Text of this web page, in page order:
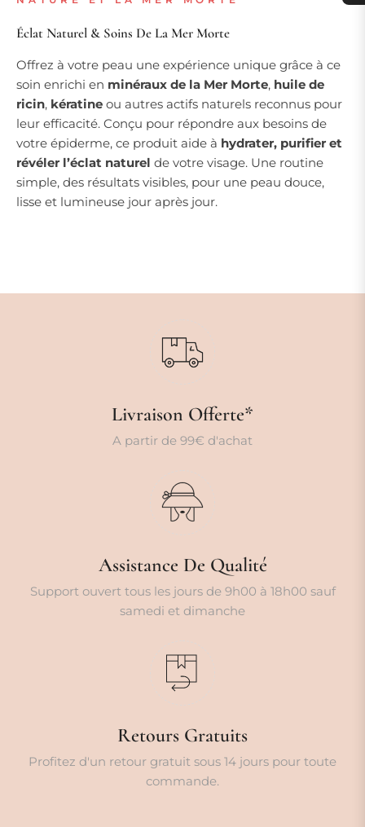
Éclat Naturel & Soins De La Mer Morte
Offrez à votre peau une expérience unique grâce à ce
soin enrichi en minéraux de la Mer Morte, huile de
ricin, kératine ou autres actifs naturels reconnus pour
leur efficacité. Conçu pour répondre aux besoins de
votre épiderme, ce produit aide à hydrater, purifier et
révéler l’éclat naturel de votre visage. Une routine
simple, des résultats visibles, pour une peau douce,
lisse et lumineuse jour après jour.
Livraison Offerte*
A partir de 99€ d'achat
Assistance De Qualité
Support ouvert tous les jours de 9h00 à 18h00 sauf
samedi et dimanche
Retours Gratuits
Profitez d'un retour gratuit sous 14 jours pour toute
commande.